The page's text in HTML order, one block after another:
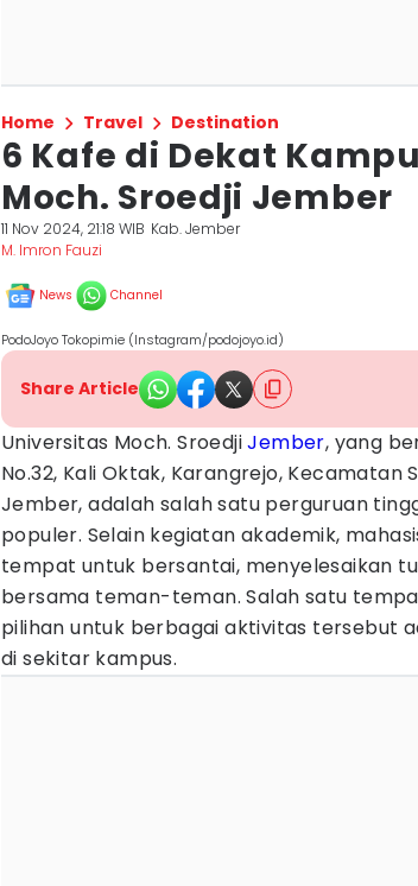
Home Travel Destination
6 Kafe di Dekat
Moch. Sroedji Jember
11 Nov 2024, 21:18 WIB Kab. Jember
M. Imron Fauzi
News Channel
PodoJoyo Tokopimie (Instagram/podojoyo.id)
Share Article
Universitas Moch. SroedjiJember, yang
No.32, Kali Oktak, Karangrejo, Kecamatan
Jember, adalah salah satu perguruan
populer. Selain kegiatan akademik,
tempat untuk bersantai, menyelesaikan
bersama teman-teman. Salah satu
pilihan untuk berbagai aktivitas tersebut
di sekitar kampus.